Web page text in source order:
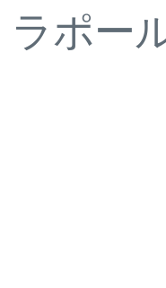
ポー